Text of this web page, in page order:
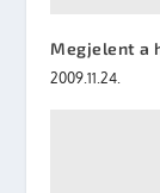
Megjelent a
2009.11.24.